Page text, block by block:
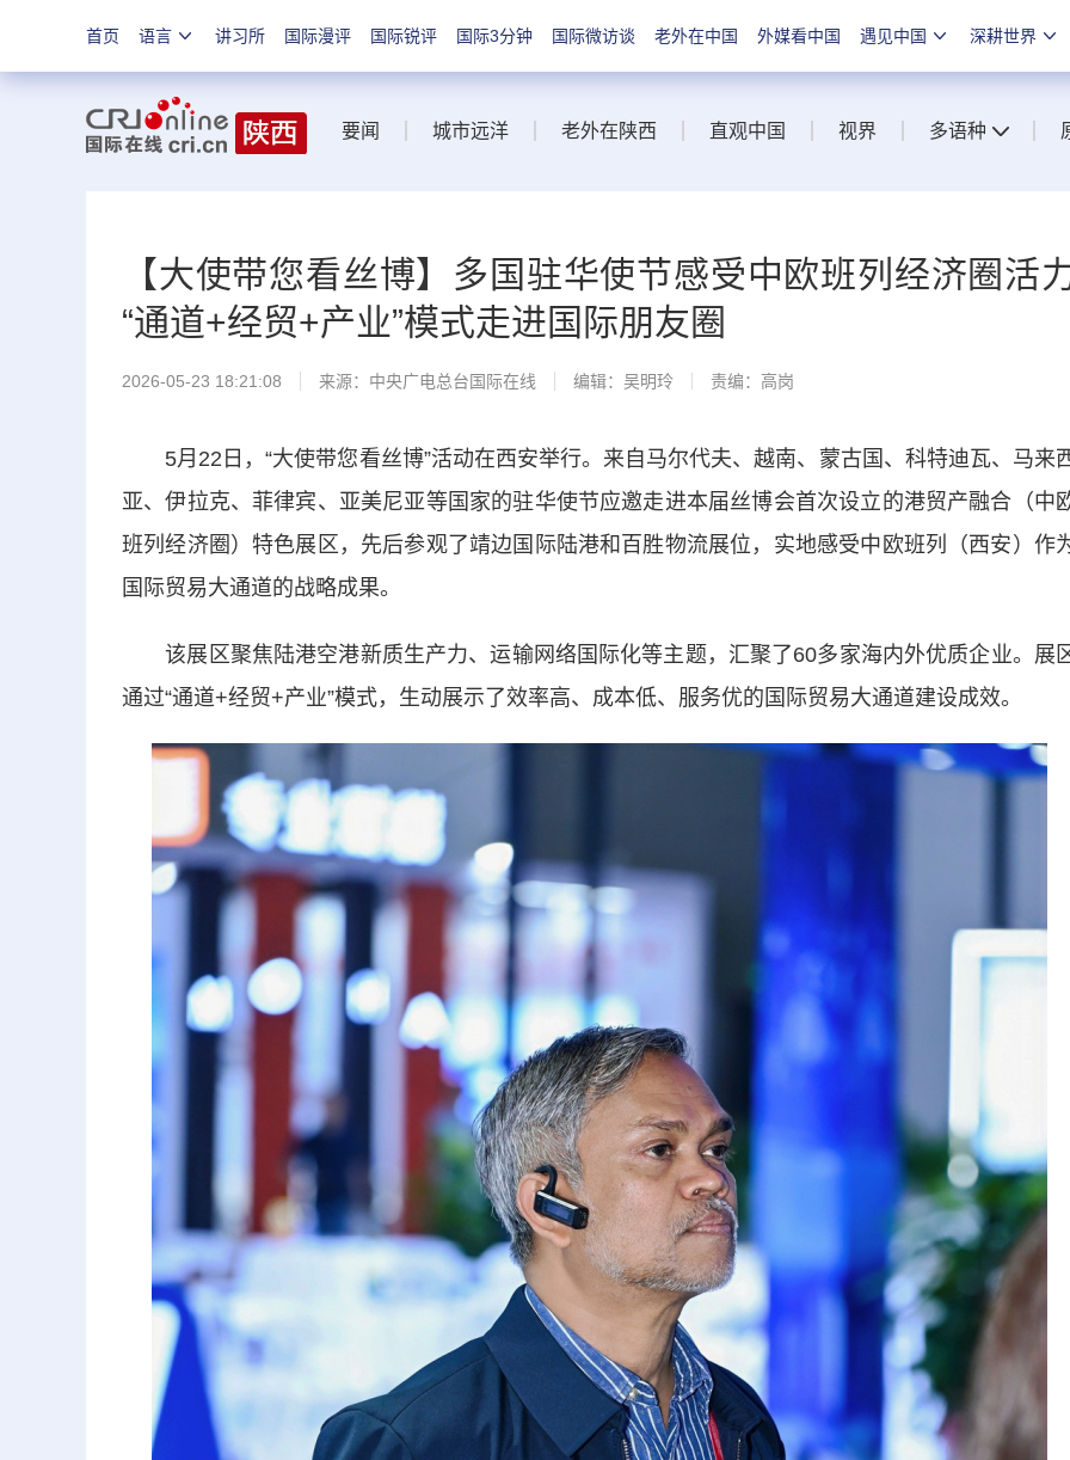
首页 语言 讲习所 国际漫评 国际锐评 国际3分钟 国际微访谈 老外在中国 外媒看中国 遇见中国 深耕世界
要闻 城市远洋 老外在陕西 直观中国 视界 多语种
【大使带您看丝博】多国驻华使节感受中欧班列经济圈活
“通道+经贸+产业”模式走进国际朋友圈
2026-05-23 18:21:08 来源：中央广电总台国际在线 编辑：吴明玲 责编：高岗
5月22日，“大使带您看丝博”活动在西安举行。来自马尔代夫、越南、蒙古国、科特迪瓦、马来
亚、伊拉克、菲律宾、亚美尼亚等国家的驻华使节应邀走进本届丝博会首次设立的港贸产融合（中
班列经济圈）特色展区，先后参观了靖边国际陆港和百胜物流展位，实地感受中欧班列（西安）作
国际贸易大通道的战略成果。
该展区聚焦陆港空港新质生产力、运输网络国际化等主题，汇聚了60多家海内外优质企业。展
通过“通道+经贸+产业”模式，生动展示了效率高、成本低、服务优的国际贸易大通道建设成效。